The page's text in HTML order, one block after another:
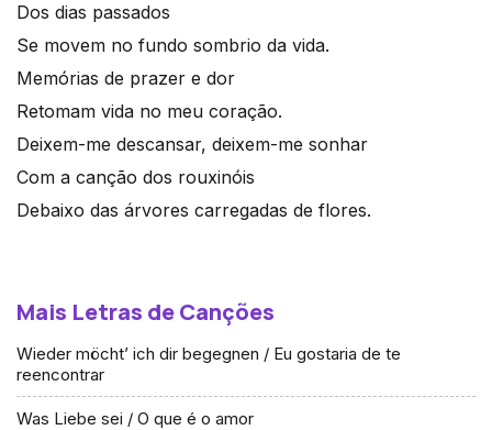
Dos dias passados
Se movem no fundo sombrio da vida.
Memórias de prazer e dor
Retomam vida no meu coração.
Deixem-me descansar, deixem-me sonhar
Com a canção dos rouxinóis
Debaixo das árvores carregadas de flores.
Mais Letras de Canções
Wieder möcht’ ich dir begegnen / Eu gostaria de te
reencontrar
Was Liebe sei / O que é o amor